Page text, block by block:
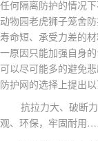
任何隔离防护的情况
动物园老虎狮子笼舍
寿命短、承受力差的
一原因只能加强自身
可以尽可能多的避免
防护网的选择上提出以
抗拉力大、破断
观、环保，牢固耐用